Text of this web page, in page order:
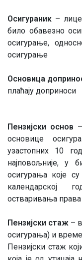
Осигураник – лице
било обавезно
осигурање,
осигурање
Основица
плаћају доприноси
Пензијски основ
основице
узастопних 10
најповољније, у
осигурања које
календарској
остваривања права
Пензијски стаж –
осигурања) и време
Пензијски стаж